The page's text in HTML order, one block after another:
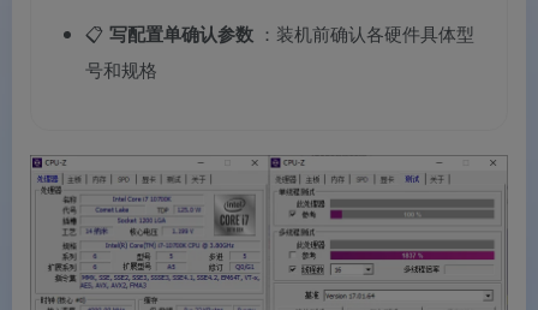
📋 写配置单确认参数 ：装机前确认各硬件具体型
号和规格